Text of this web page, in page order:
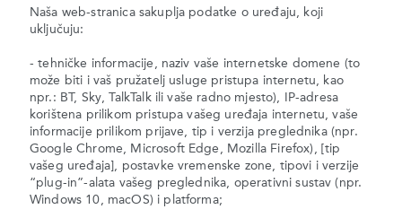
Naša web-stranica sakuplja podatke o uređaju, koji
uključuju:
- tehničke informacije, naziv vaše internetske domene (to
može biti i vaš pružatelj usluge pristupa internetu, kao
npr.: BT, Sky, TalkTalk ili vaše radno mjesto), IP-adresa
korištena prilikom pristupa vašeg uređaja internetu, vaše
informacije prilikom prijave, tip i verzija preglednika (npr.
Google Chrome, Microsoft Edge, Mozilla Firefox), [tip
vašeg uređaja], postavke vremenske zone, tipovi i verzije
“plug-in”-alata vašeg preglednika, operativni sustav (npr.
Windows 10, macOS) i platforma;